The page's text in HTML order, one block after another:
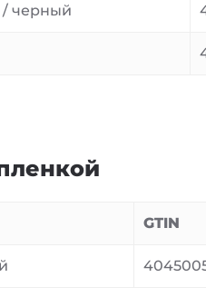
черный
GTIN